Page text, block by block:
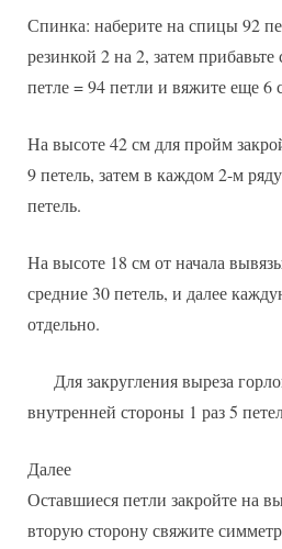
Спинка: наберите на спицы 92
резинкой 2 на 2, затем прибавьте
петле = 94 петли и вяжите еще 6
На высоте 42 см для пройм
9 петель, затем в каждом 2-м
петель.
На высоте 18 см от начала
средние 30 петель, и далее
отдельно.
Для закругления выреза
внутренней стороны 1 раз 5
Далее
Оставшиеся петли закройте на
вторую сторону свяжите